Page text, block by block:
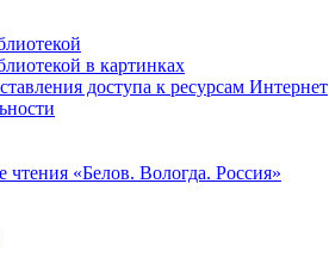
в картинках
доступа к ресурсам Интернет
чтения «Белов. Вологда. Россия»